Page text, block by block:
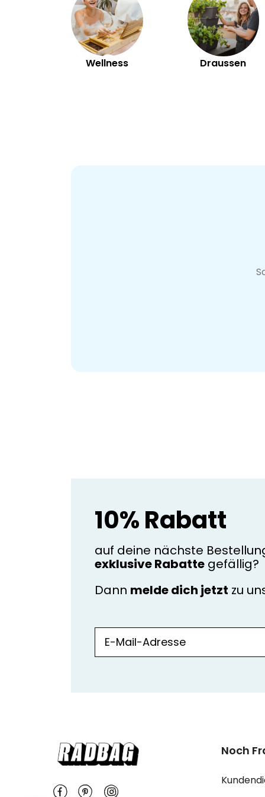
Wellness Draussen
10% Rabatt
auf deine nächste
exklusive Rabatte gefällig?
Dann melde dich jetzt zu
Noch